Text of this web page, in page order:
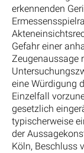
erkennenden
Gefahr einer
Zeugenaussage
eine Würdigung
Einzelfall
gesetzlich
typischerweise
der
Köln, Beschluss